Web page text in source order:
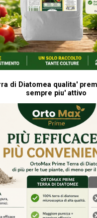
di Diatomea qualita'
sempre piu' attivo